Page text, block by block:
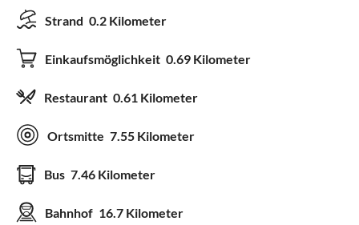
Terrassenmöbel
Geeignet für
Nichtraucher
Haustiere willkommen
Kinder willkommen
Strand 0.2 Kilometer
Einkaufsmöglichkeit 0.69 Kilometer
Restaurant 0.61 Kilometer
Ortsmitte 7.55 Kilometer
Bus 7.46 Kilometer
Bahnhof 16.7 Kilometer